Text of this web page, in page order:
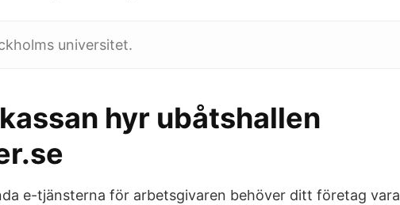
universitet.
hyr ubåtshallen
e-tjänsterna för arbetsgivaren behöver ditt företag vara